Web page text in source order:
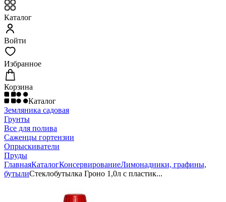
Каталог
Войти
Избранное
Корзина
Каталог
Земляника садовая
Грунты
Все для полива
Саженцы гортензии
Опрыскиватели
Пруды
ГлавнаяКаталогКонсервированиеЛимонадники, графины,
бутылиСтеклобутылка Гроно 1,0л с пластик...